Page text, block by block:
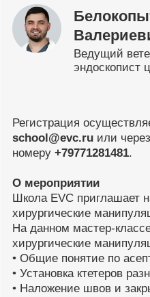
Ведущий
эндоскопист
Регистрация
school@evc.ruили
номеру +79771281481.
О мероприятии
Школа EVC приглашает
хирургические
На данном мастер-
хирургические
• Общие понятие по
• Установка ктетеров
• Наложение швов и